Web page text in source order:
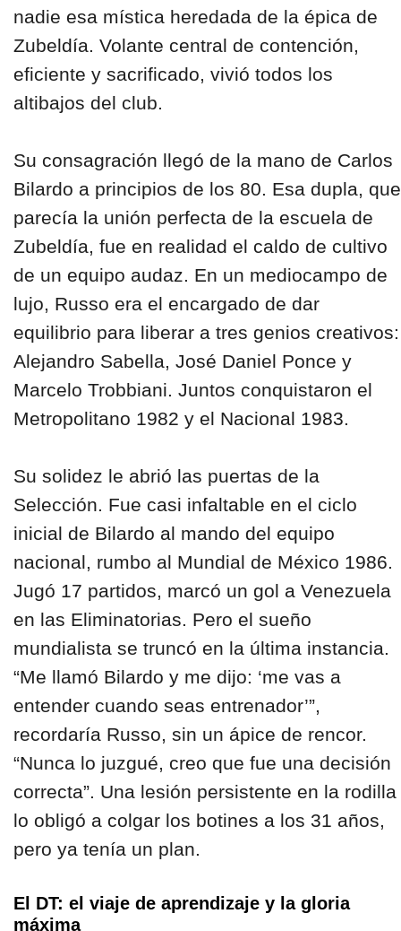
nadie esa mística heredada de la épica de
Zubeldía. Volante central de contención,
eficiente y sacrificado, vivió todos los
altibajos del club.
Su consagración llegó de la mano de Carlos
Bilardo a principios de los 80. Esa dupla, que
parecía la unión perfecta de la escuela de
Zubeldía, fue en realidad el caldo de cultivo
de un equipo audaz. En un mediocampo de
lujo, Russo era el encargado de dar
equilibrio para liberar a tres genios creativos:
Alejandro Sabella, José Daniel Ponce y
Marcelo Trobbiani. Juntos conquistaron el
Metropolitano 1982 y el Nacional 1983.
Su solidez le abrió las puertas de la
Selección. Fue casi infaltable en el ciclo
inicial de Bilardo al mando del equipo
nacional, rumbo al Mundial de México 1986.
Jugó 17 partidos, marcó un gol a Venezuela
en las Eliminatorias. Pero el sueño
mundialista se truncó en la última instancia.
“Me llamó Bilardo y me dijo: ‘me vas a
entender cuando seas entrenador’”,
recordaría Russo, sin un ápice de rencor.
“Nunca lo juzgué, creo que fue una decisión
correcta”. Una lesión persistente en la rodilla
lo obligó a colgar los botines a los 31 años,
pero ya tenía un plan.
El DT: el viaje de aprendizaje y la gloria
máxima